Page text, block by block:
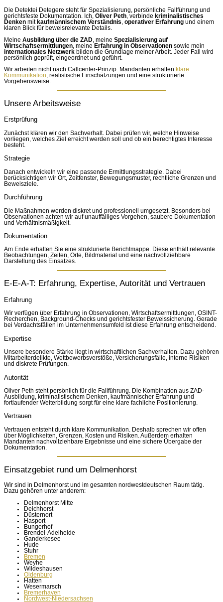
Die Detektei Detegere steht für Spezialisierung, persönliche Fallführung und
gerichtsfeste Dokumentation. Ich, Oliver Peth , verbinde kriminalistisches
Denken mit kaufmännischem Verständnis operativer Erfahrung und einem
klaren Blick für beweisrelevante Details.
Meine Ausbildung über die ZAD , meine Spezialisierung auf
Wirtschaftsermittlungen , meine Erfahrung in Observationen sowie mein
internationales Netzwerk bilden die Grundlage meiner Arbeit. Jeder Fall wird
persönlich geprüft, eingeordnet und geführt.
Wir arbeiten nicht nach Callcenter-Prinzip. Mandanten erhalten klare
Kommunikation , realistische Einschätzungen und eine strukturierte
Vorgehensweise.
Unsere Arbeitsweise
Erstprüfung
Zunächst klären wir den Sachverhalt. Dabei prüfen wir, welche Hinweise
vorliegen, welches Ziel erreicht werden soll und ob ein berechtigtes Interesse
besteht.
Strategie
Danach entwickeln wir eine passende Ermittlungsstrategie. Dabei
berücksichtigen wir Ort, Zeitfenster, Bewegungsmuster, rechtliche Grenzen und
Beweisziele.
Durchführung
Die Maßnahmen werden diskret und professionell umgesetzt. Besonders bei
Observationen achten wir auf unauffälliges Vorgehen, saubere Dokumentation
und Verhältnismäßigkeit.
Dokumentation
Am Ende erhalten Sie eine strukturierte Berichtmappe. Diese enthält relevante
Beobachtungen, Zeiten, Orte, Bildmaterial und eine nachvollziehbare
Darstellung des Einsatzes.
E-E-A-T: Erfahrung, Expertise, Autorität und Vertrauen
Erfahrung
Wir verfügen über Erfahrung in Observationen, Wirtschaftsermittlungen, OSINT-
Recherchen, Background-Checks und gerichtsfester Beweissicherung. Gerade
bei Verdachtsfällen im Unternehmensumfeld ist diese Erfahrung entscheidend.
Expertise
Unsere besondere Stärke liegt in wirtschaftlichen Sachverhalten. Dazu gehören
Mitarbeiterdelikte, Wettbewerbsverstöße, Versicherungsfälle, interne Risiken
und diskrete Prüfungen.
Autorität
Oliver Peth steht persönlich für die Fallführung. Die Kombination aus ZAD-
Ausbildung, kriminalistischem Denken, kaufmännischer Erfahrung und
fortlaufender Weiterbildung sorgt für eine klare fachliche Positionierung.
Vertrauen
Vertrauen entsteht durch klare Kommunikation. Deshalb sprechen wir offen
über Möglichkeiten, Grenzen, Kosten und Risiken. Außerdem erhalten
Mandanten nachvollziehbare Ergebnisse und eine sichere Übergabe der
Dokumentation.
Einsatzgebiet rund um Delmenhorst
Wir sind in Delmenhorst und im gesamten nordwestdeutschen Raum tätig.
Dazu gehören unter anderem:
Delmenhorst Mitte
Deichhorst
Düsternort
Hasport
Bungerhof
Brendel-Adelheide
Ganderkesee
Hude
Stuhr
Bremen
Weyhe
Wildeshausen
Oldenburg
Hatten
Wesermarsch
Bremerhaven
Nordwest-Niedersachsen